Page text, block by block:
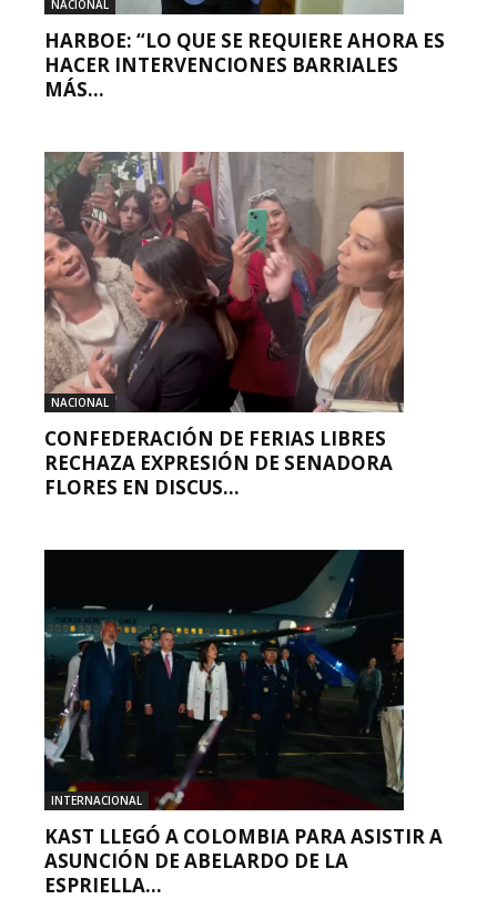
NACIONAL
HARBOE: “LO QUE SE REQUIERE AHORA ES
HACER INTERVENCIONES BARRIALES
MÁS...
NACIONAL
CONFEDERACIÓN DE FERIAS LIBRES
RECHAZA EXPRESIÓN DE SENADORA
FLORES EN DISCUS...
INTERNACIONAL
KAST LLEGÓ A COLOMBIA PARA ASISTIR A
ASUNCIÓN DE ABELARDO DE LA
ESPRIELLA...